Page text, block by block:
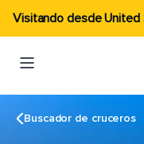
Visitando desde United
Buscador de cruceros